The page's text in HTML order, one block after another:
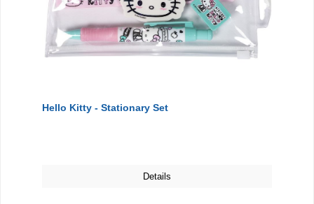
Hello Kitty - Stationary Set
Details